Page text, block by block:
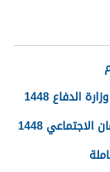
1448
1448